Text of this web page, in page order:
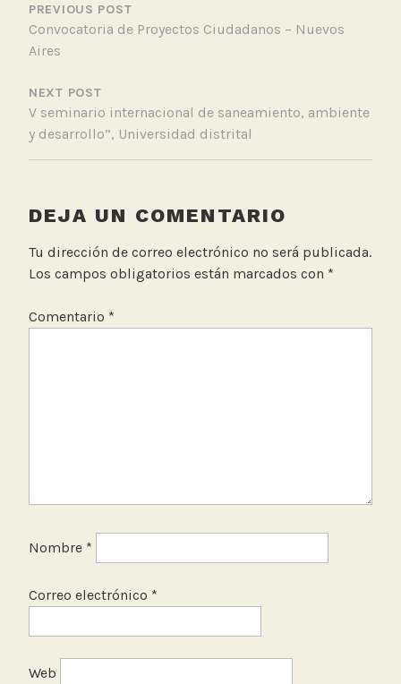
e
r
DE
ENTRADAS
PREVIOUS POST
Convocatoria de Proyectos Ciudadanos – Nuevos
Aires
NEXT POST
V seminario internacional de saneamiento, ambiente
y desarrollo”, Universidad distrital
DEJA UN COMENTARIO
Tu dirección de correo electrónico no será publicada.
Los campos obligatorios están marcados con *
Comentario *
Nombre *
Correo electrónico *
Web